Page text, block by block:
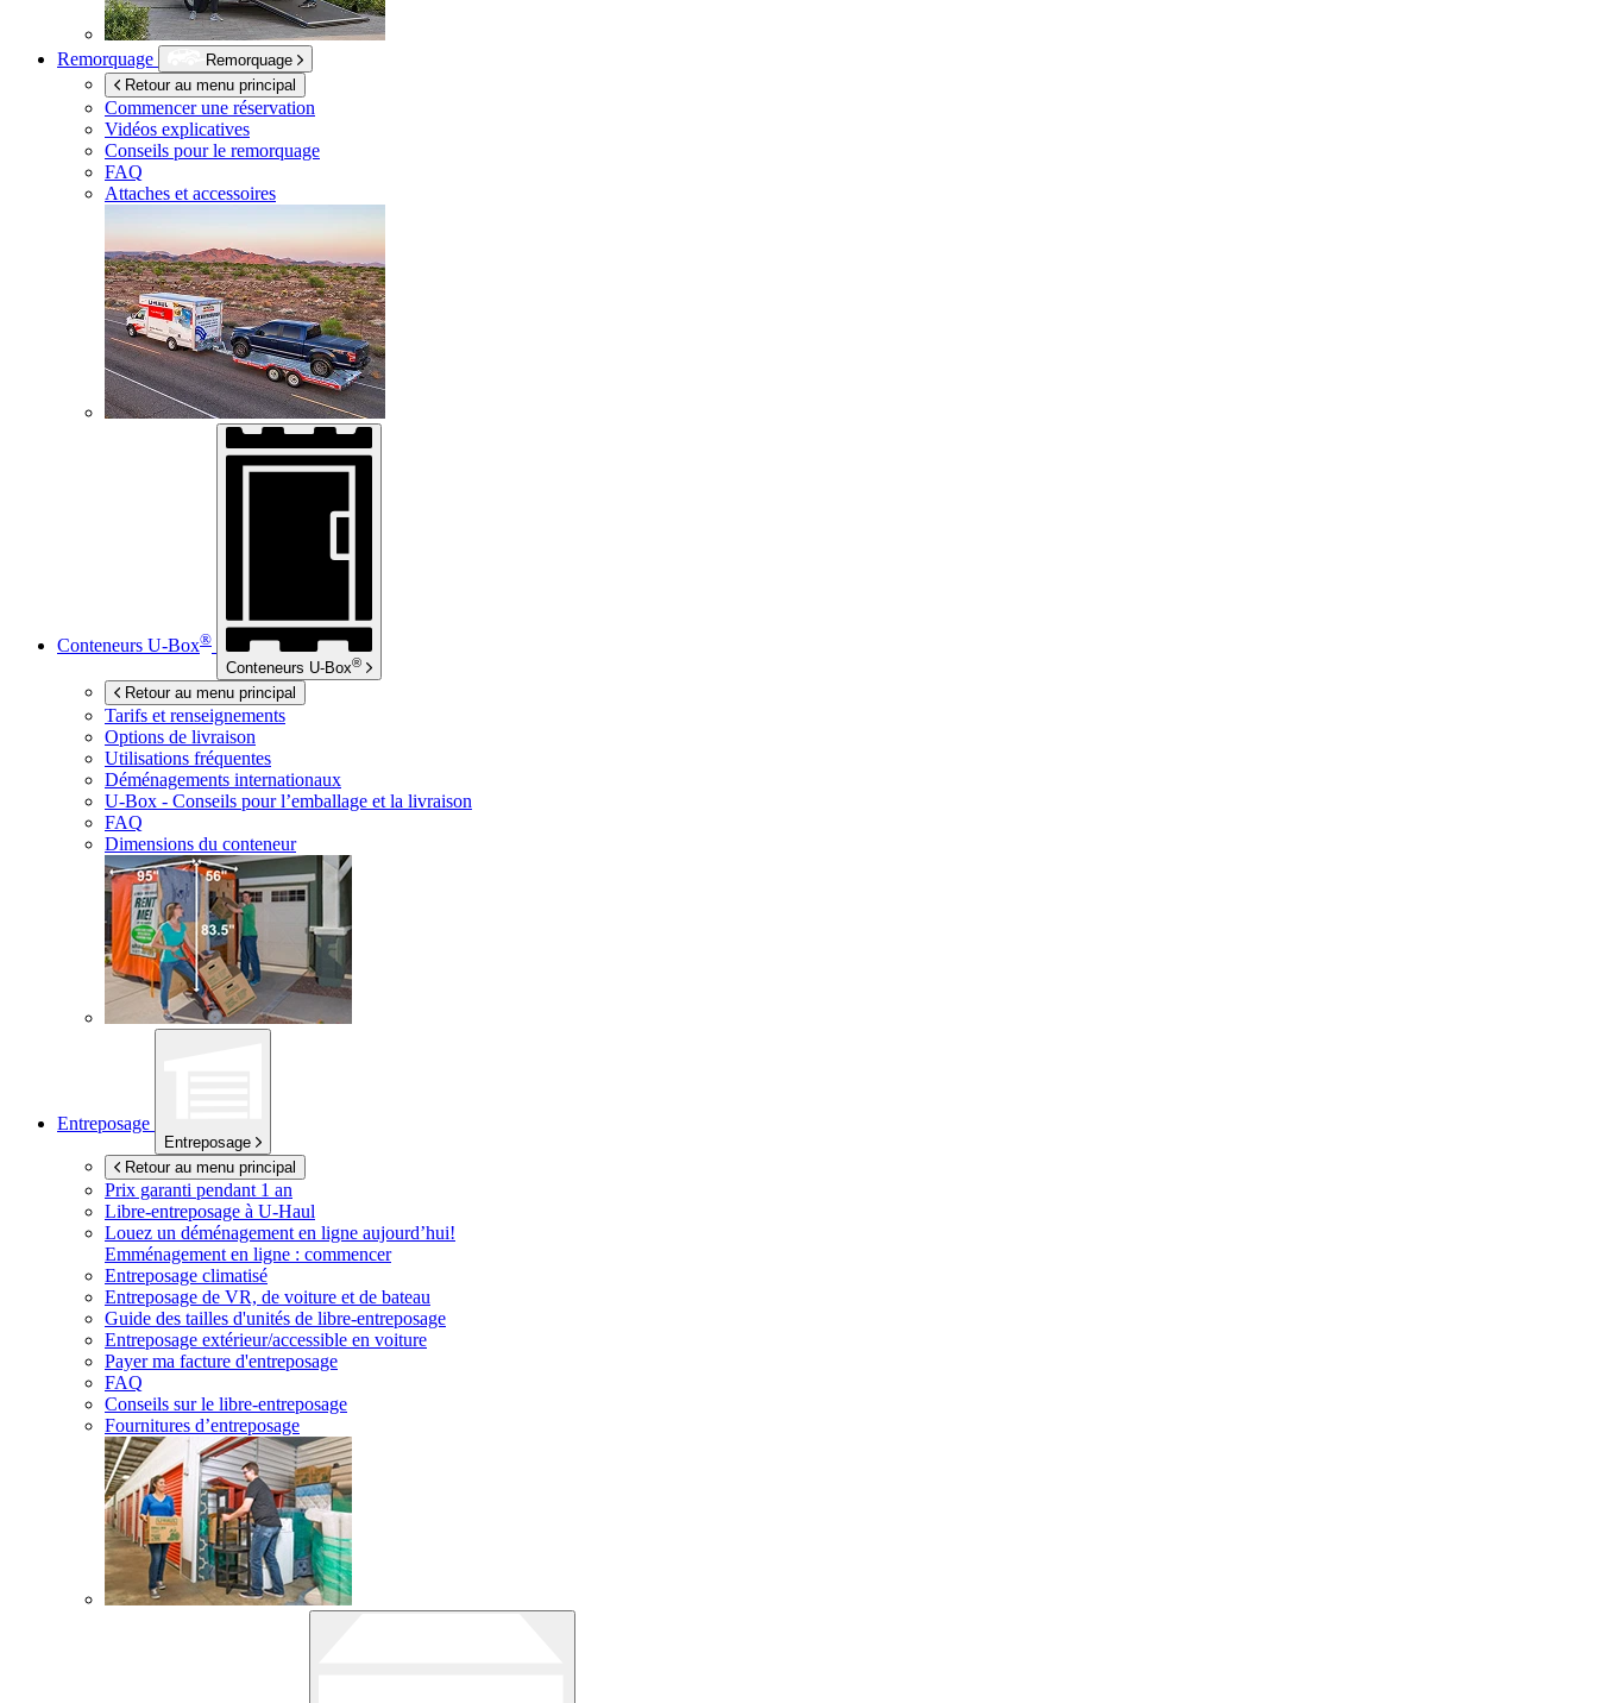
Remorquage
Remorquage
Retour au menu principal
Commencer une réservation
Vidéos explicatives
Conseils pour le remorquage
FAQ
Attaches et accessoires
Conteneurs U-Box®
Conteneurs U-Box®
Retour au menu principal
Tarifs et renseignements
Options de livraison
Utilisations fréquentes
Déménagements internationaux
U-Box - Conseils pour l’emballage et la livraison
FAQ
Dimensions du conteneur
Entreposage
Entreposage
Retour au menu principal
Prix garanti pendant 1 an
Libre-entreposage à U-Haul
Louez un déménagement en ligne aujourd’hui!
Emménagement en ligne : commencer
Entreposage climatisé
Entreposage de VR, de voiture et de bateau
Guide des tailles d'unités de libre-entreposage
Entreposage extérieur/accessible en voiture
Payer ma facture d'entreposage
FAQ
Conseils sur le libre-entreposage
Fournitures d’entreposage